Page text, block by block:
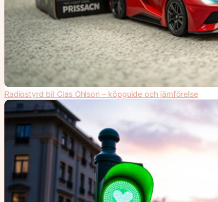
Radiostyrd bil Clas Ohlson – köpguide och jämförelse